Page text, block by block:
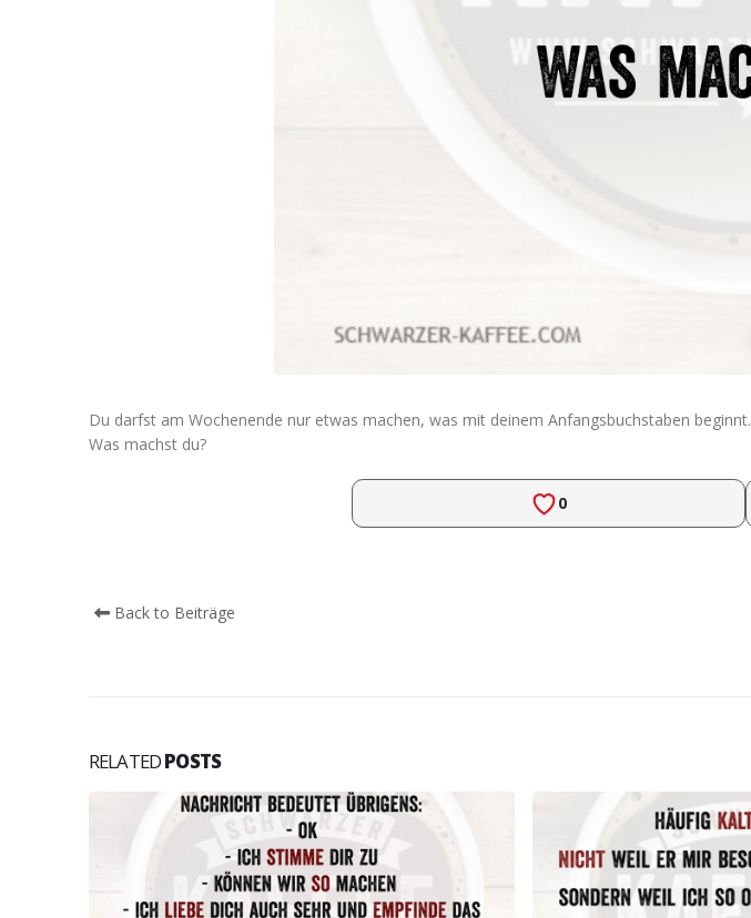
Du darfst am Wochenende nur etwas machen, was mit deinem Anfangsbuchstaben beginnt.
Was machst du?
0
Back to Beiträge
RELATEDPOSTS